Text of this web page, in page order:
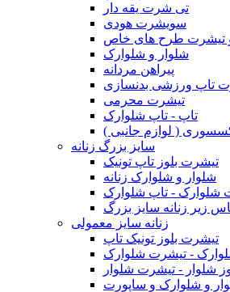
تی شرت یقه دار
سویشرت هودی
و تیشرت طرح های خاص
شلوار و شلوارک
پیراهن مردانه
تاپ ورزشی بدنسازی
تیشرت محرمی
تاپ - تاپ شلوارک
( لوازم جانبی )
سایز بزرگ زنانه
تیشرت بلوز تاپ تونیک
شلوار و شلوارک زنانه
شلوارک - تاپ شلوارک
زیر زنانه سایز بزرگ
زنانه سایز معمولی
تیشرت بلوز تونیک تاپ
- تیشرت شلوارک
شلوار - تیشرت شلوار
و شلوارک و ساپورت